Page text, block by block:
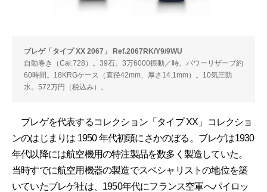
ブレゲ「タイプ XX 2067」 Ref.2067RK/Y9/9WU
自動巻き（Cal.728）。39石。3万6000振動／時。パワーリザーブ約
60時間。18KRGケース（直径42mm、厚さ14.1mm）。10気圧防
水。572万円（税込み）。
ブレゲを代表するコレクション「タイプ XX」コレクショ
ンのはじまりは 1950 年代初頭にさかのぼる。ブレゲは1930
年代以降には航空機用の特注製品を数多く製造していた。
当時すでに航空用機器の製造でスペシャリストの地位を築
いていたブレゲ社は、1950年代にフランス空軍へパイロッ